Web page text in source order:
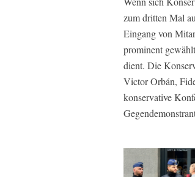
zum dritten Mal
Eingang von
prominent
dient. Die
Victor Orbán,
konservative